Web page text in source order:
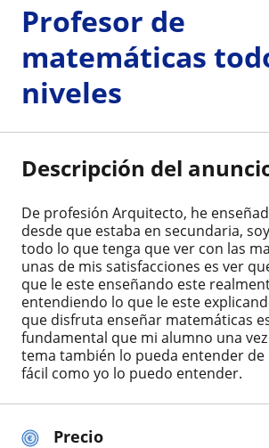
Precio
Profesor de
matemáticas
niveles
Descripción del
De profesión Arquitecto, he
desde que estaba en secundaria,
todo lo que tenga que ver con las
unas de mis satisfacciones es ver
que le este enseñando este
entendiendo lo que le este
que disfruta enseñar matemáticas
fundamental que mi alumno una
tema también lo pueda entender
fácil como yo lo puedo entender.